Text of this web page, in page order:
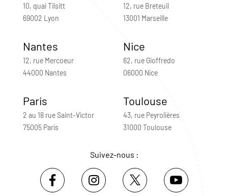
10, quai Tilsitt
69002 Lyon
12, rue Breteuil
13001 Marseille
Nantes
12, rue Mercoeur
44000 Nantes
Nice
62, rue Gioffredo
06000 Nice
Paris
2 au 18 rue Saint-Victor
75005 Paris
Toulouse
43, rue Peyrolières
31000 Toulouse
Suivez-nous :